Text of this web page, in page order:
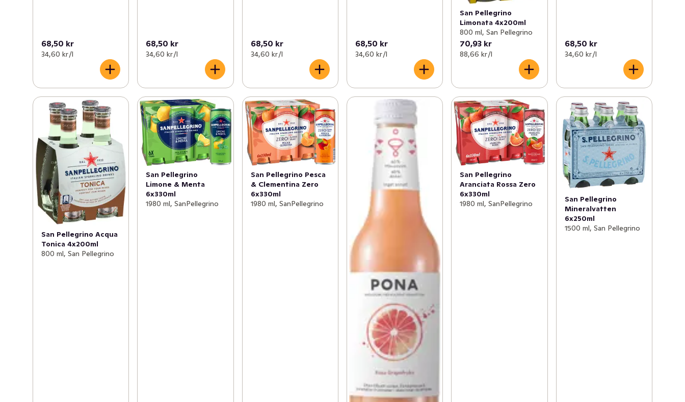
68,50 kr
34,60 kr /l
68,50 kr
34,60 kr /l
68,50 kr
34,60 kr /l
68,50 kr
34,60 kr /l
San Pellegrino
Limonata 4x200ml
800 ml, San Pellegrino
70,93 kr
88,66 kr /l
68,50 kr
34,60 kr /l
San Pellegrino Acqua
Tonica 4x200ml
800 ml, San Pellegrino
San Pellegrino
Limone & Menta
6x330ml
1980 ml, SanPellegrino
San Pellegrino Pesca
& Clementina Zero
6x330ml
1980 ml, SanPellegrino
San Pellegrino
Aranciata Rossa Zero
6x330ml
1980 ml, SanPellegrino
San Pellegrino
Mineralvatten
6x250ml
1500 ml, San Pellegrino